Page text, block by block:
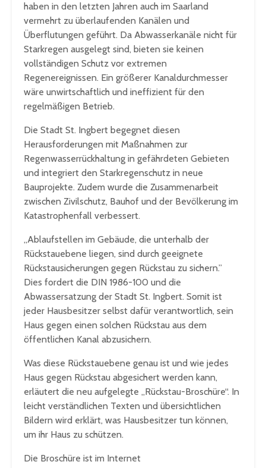
haben in den letzten Jahren auch im Saarland
vermehrt zu überlaufenden Kanälen und
Überflutungen geführt. Da Abwasserkanäle nicht für
Starkregen ausgelegt sind, bieten sie keinen
vollständigen Schutz vor extremen
Regenereignissen. Ein größerer Kanaldurchmesser
wäre unwirtschaftlich und ineffizient für den
regelmäßigen Betrieb.
Die Stadt St. Ingbert begegnet diesen
Herausforderungen mit Maßnahmen zur
Regenwasserrückhaltung in gefährdeten Gebieten
und integriert den Starkregenschutz in neue
Bauprojekte. Zudem wurde die Zusammenarbeit
zwischen Zivilschutz, Bauhof und der Bevölkerung im
Katastrophenfall verbessert.
„Ablaufstellen im Gebäude, die unterhalb der
Rückstauebene liegen, sind durch geeignete
Rückstausicherungen gegen Rückstau zu sichern.”
Dies fordert die DIN 1986-100 und die
Abwassersatzung der Stadt St. Ingbert. Somit ist
jeder Hausbesitzer selbst dafür verantwortlich, sein
Haus gegen einen solchen Rückstau aus dem
öffentlichen Kanal abzusichern.
Was diese Rückstauebene genau ist und wie jedes
Haus gegen Rückstau abgesichert werden kann,
erläutert die neu aufgelegte „Rückstau-Broschüre“. In
leicht verständlichen Texten und übersichtlichen
Bildern wird erklärt, was Hausbesitzer tun können,
um ihr Haus zu schützen.
Die Broschüre ist im Internet